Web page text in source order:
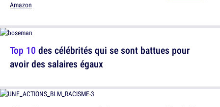
Amazon
Top 10 des célébrités qui se sont battues pour
avoir des salaires égaux